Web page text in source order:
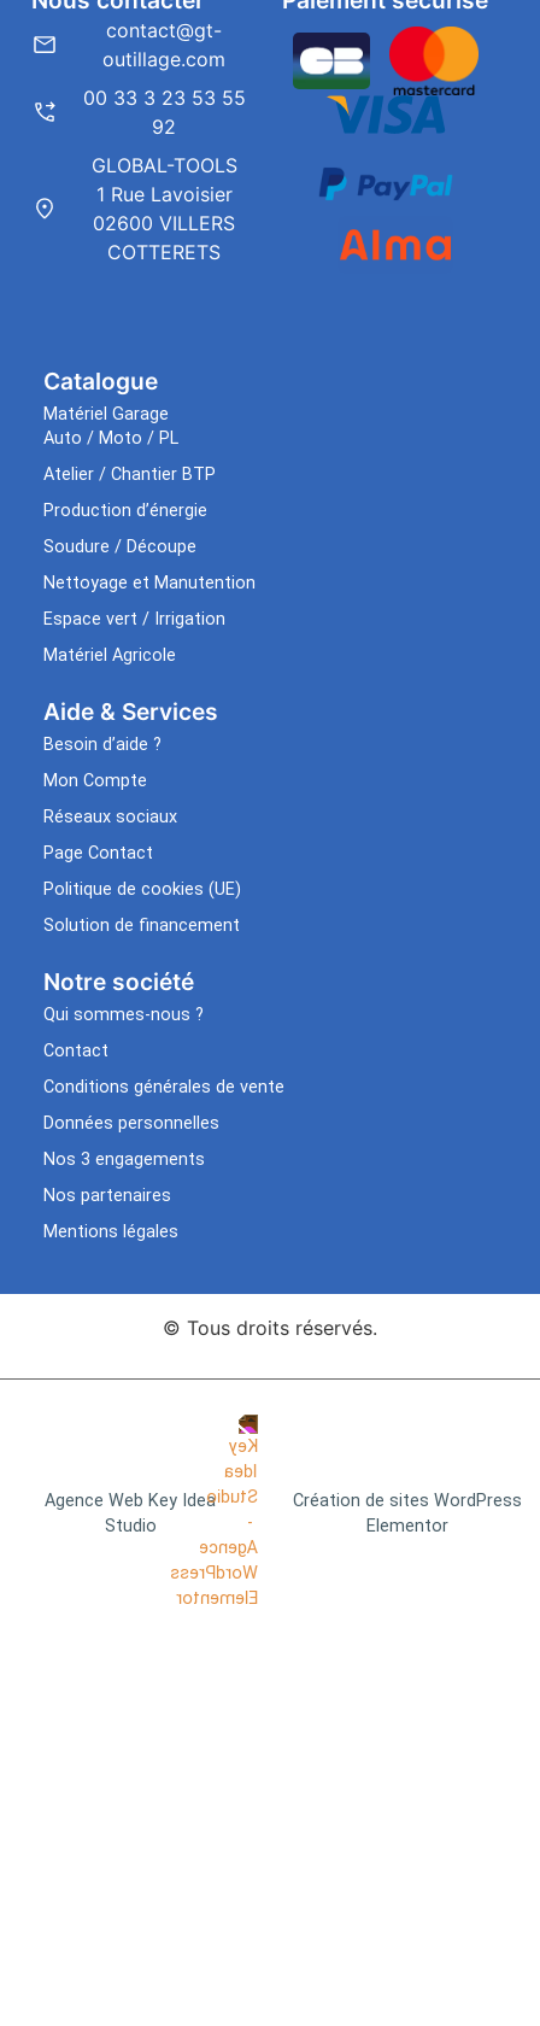
Catalogue
Matériel Garage
Auto / Moto / PL
Atelier / Chantier BTP
Production d’énergie
Soudure / Découpe
Nettoyage et Manutention
Espace vert / Irrigation
Matériel Agricole
Aide & Services​
Besoin d’aide ?
Mon Compte
Réseaux sociaux
Page Contact
Politique de cookies (UE)
Solution de financement
Notre société
Qui sommes-nous ?
Contact
Conditions générales de vente
Données personnelles
Nos 3 engagements
Nos partenaires
Mentions légales
contact@gt-
outillage.com
00 33 3 23 53 55
92
GLOBAL-TOOLS
1 Rue Lavoisier
02600 VILLERS
COTTERETS
© Tous droits réservés.
Agence Web Key Idea
Studio
Création de sites WordPress
Elementor